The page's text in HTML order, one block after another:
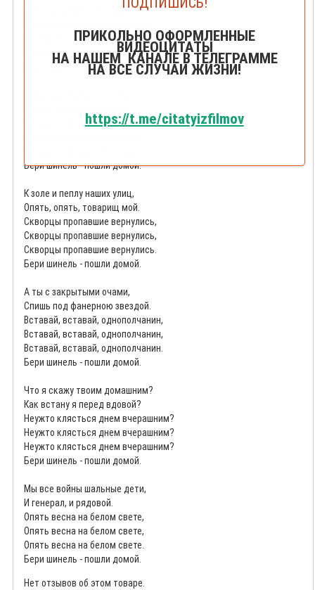
А летом лучше, чем зимой.
С войной покончили мы счеты,
С войной покончили мы счеты.
Бери шинель - пошли домой.
Четыре года мать без сына,
Бери шинель - пошли домой.
К золе и пеплу наших улиц,
Опять, опять, товарищ мой.
Скворцы пропавшие вернулись,
Скворцы пропавшие вернулись,
Скворцы пропавшие вернулись.
Бери шинель - пошли домой.
А ты с закрытыми очами,
Спишь под фанерною звездой.
Вставай, вставай, однополчанин,
Вставай, вставай, однополчанин,
Вставай, вставай, однополчанин.
Бери шинель - пошли домой.
Что я скажу твоим домашним?
Как встану я перед вдовой?
Неужто клясться днем вчерашним?
Неужто клясться днем вчерашним?
Неужто клясться днем вчерашним?
Бери шинель - пошли домой.
Мы все войны шальные дети,
И генерал, и рядовой.
Опять весна на белом свете,
Опять весна на белом свете,
Опять весна на белом свете.
Бери шинель - пошли домой.
Нет отзывов об этом товаре.
ПРИКОЛЬНО ОФОРМЛЕННЫЕ
ВИДЕОЦИТАТЫ
НА НАШЕМ КАНАЛЕ В ТЕЛЕГРАММЕ
НА ВСЕ СЛУЧАИ ЖИЗНИ!
https://t.me/citatyizfilmov